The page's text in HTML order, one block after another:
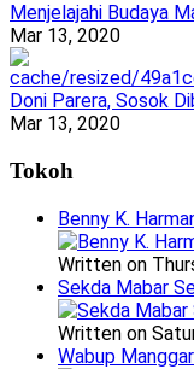
Menjelajahi Budaya
Mar 13, 2020
Doni Parera, Sosok
Mar 13, 2020
Tokoh
Benny K.
Written on
Sekda Mabar
Written on
Wabup